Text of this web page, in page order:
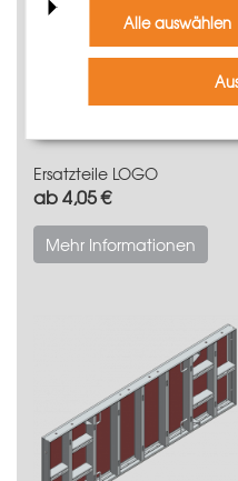
Ersatzteile LOGO
ab 4,05 €
Mehr Informationen
Alle auswählen